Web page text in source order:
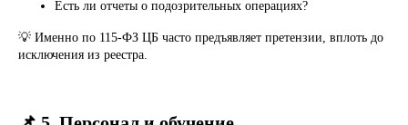
Есть ли отчеты о подозрительных операциях?
💡 Именно по 115-ФЗ ЦБ часто предъявляет претензии, вплоть до
исключения из реестра.